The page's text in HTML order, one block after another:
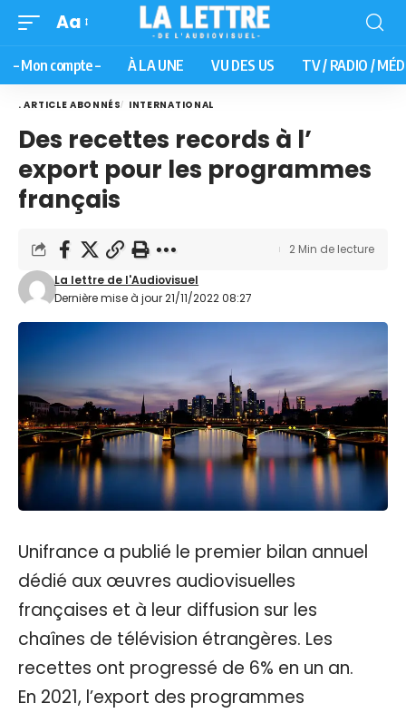
Aa
– Mon compte – À LA UNE VU DES US TV / RADIO /
. ARTICLE ABONNÉS INTERNATIONAL
Des recettes records à l’
export pour les programmes
français
Dernière mise à jour 21/11/2022 08:27
La lettre de l'Audiovisuel
2 Min de lecture
Unifrance a publié le premier bilan annuel
dédié aux œuvres audiovisuelles
françaises et à leur diffusion sur les
chaînes de télévision étrangères. Les
recettes ont progressé de 6% en un an.
En 2021, l’export des programmes